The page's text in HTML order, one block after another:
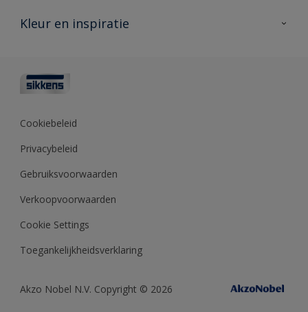
Vind je verkooppunt
Advies & service
Polyfilla Pro
Sikkens Center
Kleur en inspiratie
Kleurcollecties
Kennisbank
Cookiebeleid
Privacybeleid
Gebruiksvoorwaarden
Verkoopvoorwaarden
Cookie Settings
Toegankelijkheidsverklaring
Akzo Nobel N.V. Copyright © 2026